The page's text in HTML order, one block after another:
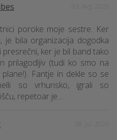
poroke moje sestre. Ker
je bila organizacija dogodka
ker je bil band tako
prilagodljiv (tudi ko smo na
Fantje in dekle so se
so vrhunsko, igrali so
repetoar je…